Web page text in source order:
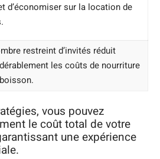
d’économiser sur la location de
restreint d’invités réduit
les coûts de nourriture
vous pouvez
le coût total de votre
une expérience